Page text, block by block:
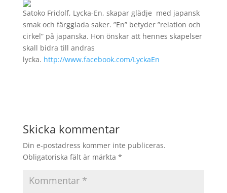
Satoko Fridolf, Lycka-En, skapar glädje med japansk
smak och färgglada saker. ”En” betyder ”relation och
cirkel” på japanska. Hon önskar att hennes skapelser
skall bidra till andras
lycka. http://www.facebook.com/LyckaEn
Skicka kommentar
Din e-postadress kommer inte publiceras.
Obligatoriska fält är märkta *